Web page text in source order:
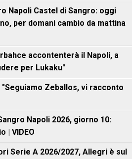
Napoli Castel di Sangro: oggi
per domani cambio da mattina
accontenterà il Napoli, a
per Lukaku"
"Seguiamo Zeballos, vi racconto
Napoli 2026, giorno 10:
| VIDEO
Serie A 2026/2027, Allegri è sul